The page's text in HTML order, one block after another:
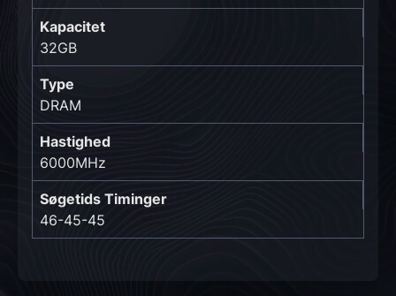
Kapacitet
32GB
Type
DRAM
Hastighed
6000MHz
Søgetids Timinger
46-45-45